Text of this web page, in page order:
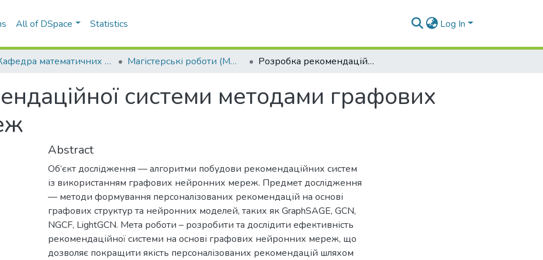
All of DSpace Statistics Log In
Кафедра математичних методів системного аналізу (ММСА) Магістерські роботи (ММСА) Розробка рекомендаційної системи методами графових нейронних мереж
системи методами графових
Abstract
Об’єкт дослідження –– алгоритми побудови рекомендаційних систем
із використанням графових нейронних мереж. Предмет дослідження
–– методи формування персоналізованих рекомендацій на основі
графових структур та нейронних моделей, таких як GraphSAGE, GCN,
NGCF, LightGCN. Мета роботи – розробити та дослідити ефективність
рекомендаційної системи на основі графових нейронних мереж, що
дозволяє покращити якість персоналізованих рекомендацій шляхом